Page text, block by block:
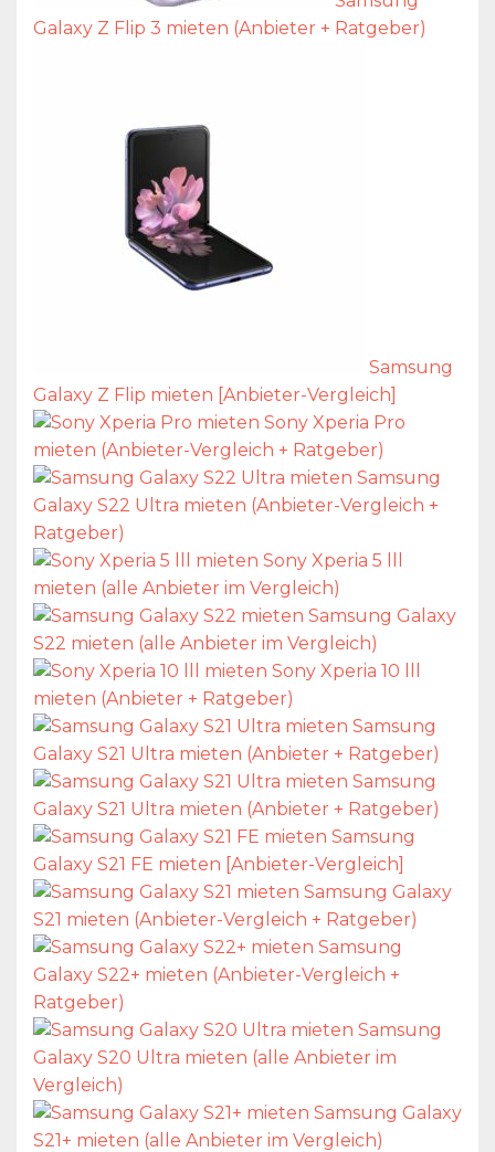
Galaxy Z Flip 3 mieten (Anbieter + Ratgeber)
Samsung
Galaxy Z Flip mieten [Anbieter-Vergleich]
Sony Xperia Pro
mieten (Anbieter-Vergleich + Ratgeber)
Samsung
Galaxy S22 Ultra mieten (Anbieter-Vergleich +
Ratgeber)
Sony Xperia 5 lll
mieten (alle Anbieter im Vergleich)
Samsung Galaxy
S22 mieten (alle Anbieter im Vergleich)
Sony Xperia 10 lll
mieten (Anbieter + Ratgeber)
Samsung
Galaxy S21 Ultra mieten (Anbieter + Ratgeber)
Samsung
Galaxy S21 Ultra mieten (Anbieter + Ratgeber)
Samsung
Galaxy S21 FE mieten [Anbieter-Vergleich]
Samsung Galaxy
S21 mieten (Anbieter-Vergleich + Ratgeber)
Samsung
Galaxy S22+ mieten (Anbieter-Vergleich +
Ratgeber)
Samsung
Galaxy S20 Ultra mieten (alle Anbieter im
Vergleich)
Samsung Galaxy
S21+ mieten (alle Anbieter im Vergleich)